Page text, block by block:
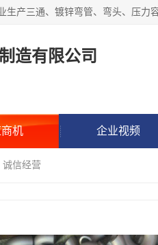
造有限公司
机 企业视频
信经营